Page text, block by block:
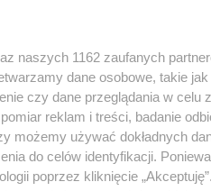
naszych 1162 zaufanych
dane osobowe, takie
czy dane przeglądania w celu
reklam i treści, badanie
możemy używać dokładnych
do celów identyfikacji.
poprzez kliknięcie